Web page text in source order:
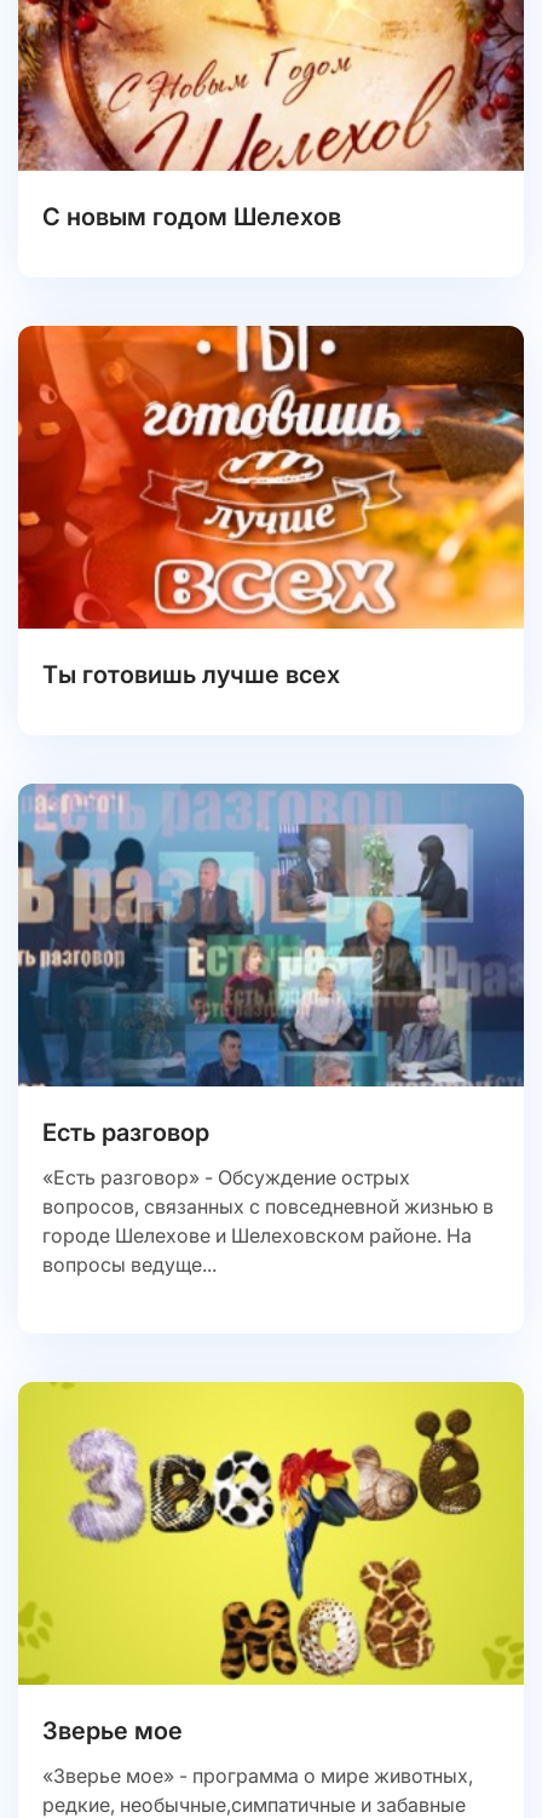
С новым годом Шелехов
Ты готовишь лучше всех
Есть разговор
«Есть разговор» - Обсуждение острых
вопросов, связанных с повседневной жизнью в
городе Шелехове и Шелеховском районе. На
вопросы ведуще...
Зверье мое
«Зверье мое» - программа о мире животных,
редкие, необычные,симпатичные и забавные